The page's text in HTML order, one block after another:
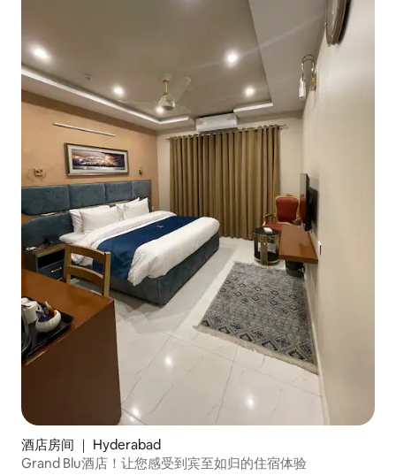
酒店房间 ｜ Hyderabad
Grand Blu酒店！让您感受到宾至如归的住宿体验